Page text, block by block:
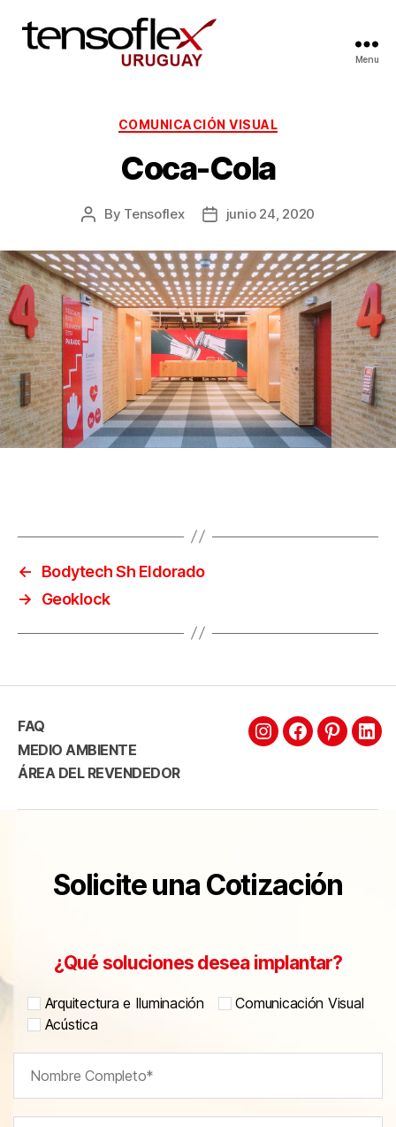
Menu
COMUNICACIÓN VISUAL
Coca-Cola
By Tensoflex junio 24, 2020
←
Bodytech Sh Eldorado
→
Geoklock
FAQ
MEDIO AMBIENTE
ÁREA DEL REVENDEDOR
Solicite una Cotización
¿Qué soluciones desea implantar?
Arquitectura e Iluminación
Comunicación Visual
Acústica